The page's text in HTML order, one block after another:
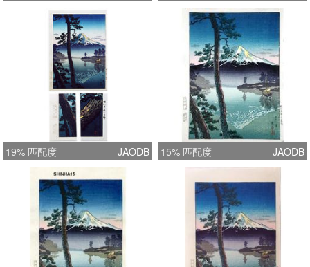
19% 匹配度 JAODB 15% 匹配度 JAODB